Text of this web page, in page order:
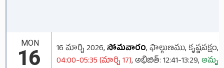
MON
16 16 మార్చి 2026, సోమవారం, ఫాల్గుణము, కృష్ణపక్షం,
04:00-05:35 (మార్చి 17), అభిజిత్: 12:41-13:29,